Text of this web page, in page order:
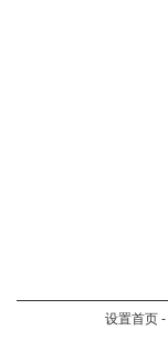
设置首页 -